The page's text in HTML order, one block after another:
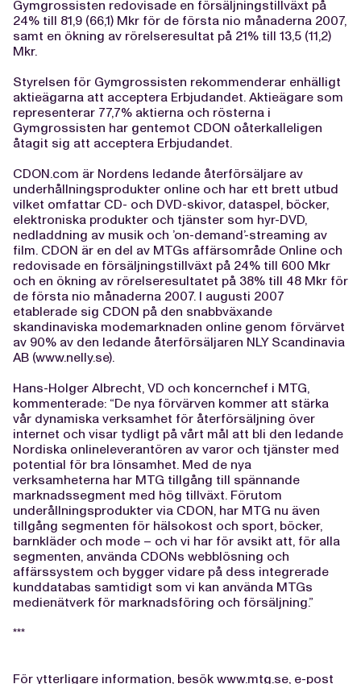
Gymgrossisten redovisade en försäljningstillväxt på
24% till 81,9 (66,1) Mkr för de första nio månaderna 2007,
samt en ökning av rörelseresultat på 21% till 13,5 (11,2)
Mkr.
Styrelsen för Gymgrossisten rekommenderar enhälligt
aktieägarna att acceptera Erbjudandet. Aktieägare som
representerar 77,7% aktierna och rösterna i
Gymgrossisten har gentemot CDON oåterkalleligen
åtagit sig att acceptera Erbjudandet.
CDON.com är Nordens ledande återförsäljare av
underhållningsprodukter online och har ett brett utbud
vilket omfattar CD- och DVD-skivor, dataspel, böcker,
elektroniska produkter och tjänster som hyr-DVD,
nedladdning av musik och ’on-demand’-streaming av
film. CDON är en del av MTGs affärsområde Online och
redovisade en försäljningstillväxt på 24% till 600 Mkr
och en ökning av rörelseresultatet på 38% till 48 Mkr för
de första nio månaderna 2007. I augusti 2007
etablerade sig CDON på den snabbväxande
skandinaviska modemarknaden online genom förvärvet
av 90% av den ledande återförsäljaren NLY Scandinavia
AB (www.nelly.se).
Hans-Holger Albrecht, VD och koncernchef i MTG,
kommenterade: “De nya förvärven kommer att stärka
vår dynamiska verksamhet för återförsäljning över
internet och visar tydligt på vårt mål att bli den ledande
Nordiska onlineleverantören av varor och tjänster med
potential för bra lönsamhet. Med de nya
verksamheterna har MTG tillgång till spännande
marknadssegment med hög tillväxt. Förutom
underållningsprodukter via CDON, har MTG nu även
tillgång segmenten för hälsokost och sport, böcker,
barnkläder och mode – och vi har för avsikt att, för alla
segmenten, använda CDONs webblösning och
affärssystem och bygger vidare på dess integrerade
kunddatabas samtidigt som vi kan använda MTGs
medienätverk för marknadsföring och försäljning.”
***
För ytterligare information, besök www.mtg.se, e-post